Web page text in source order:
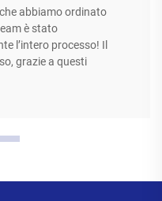
abbiamo ordinato
è stato
l’intero processo! Il
grazie a questi